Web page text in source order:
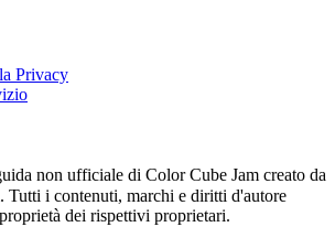
Privacy
non ufficiale di Color Cube Jam creato da
Tutti i contenuti, marchi e diritti d'autore
dei rispettivi proprietari.